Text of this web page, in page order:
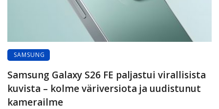
SAMSUNG
Samsung Galaxy S26 FE paljastui virallisista
kuvista – kolme väriversiota ja uudistunut
kamerailme